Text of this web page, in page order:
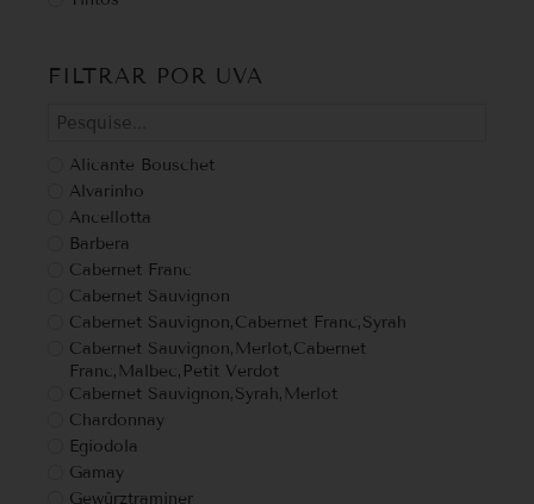
FILTRAR POR UVA
Alicante Bouschet
Alvarinho
Ancellotta
Barbera
Cabernet Franc
Cabernet Sauvignon
Cabernet Sauvignon,Cabernet Franc,Syrah
Cabernet Sauvignon,Merlot,Cabernet
Franc,Malbec,Petit Verdot
Cabernet Sauvignon,Syrah,Merlot
Chardonnay
Egiodola
Gamay
Gewürztraminer